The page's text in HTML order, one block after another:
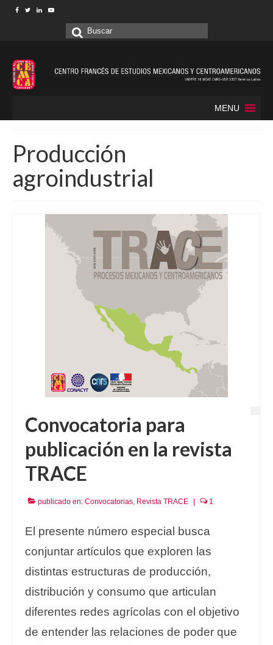
Buscar
MENU
Producción
agroindustrial
Convocatoria para
publicación en la revista
TRACE
publicado en: Convocatorias, Revista TRACE 1
El presente número especial busca
conjuntar artículos que exploren las
distintas estructuras de producción,
distribución y consumo que articulan
diferentes redes agrícolas con el objetivo
de entender las relaciones de poder que